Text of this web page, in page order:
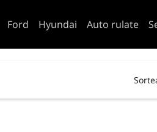
Ford Hyundai Auto rulate